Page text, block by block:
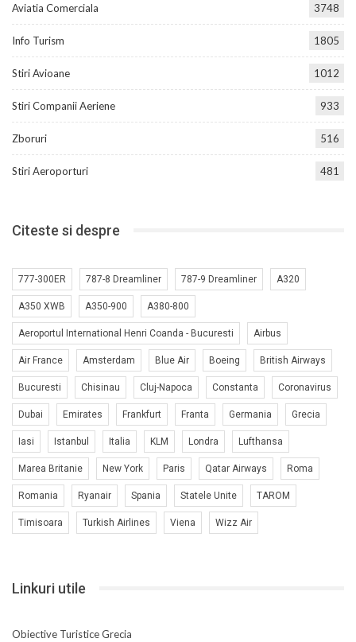
Aviatia Comerciala 3748
Info Turism 1805
Stiri Avioane 1012
Stiri Companii Aeriene 933
Zboruri 516
Stiri Aeroporturi 481
Citeste si despre
777-300ER 787-8 Dreamliner 787-9 Dreamliner A320
A350 XWB A350-900 A380-800
Aeroportul International Henri Coanda - Bucuresti Airbus
Air France Amsterdam Blue Air Boeing British Airways
Bucuresti Chisinau Cluj-Napoca Constanta Coronavirus
Dubai Emirates Frankfurt Franta Germania Grecia
Iasi Istanbul Italia KLM Londra Lufthansa
Marea Britanie New York Paris Qatar Airways Roma
Romania Ryanair Spania Statele Unite TAROM
Timisoara Turkish Airlines Viena Wizz Air
Linkuri utile
Obiective Turistice Grecia